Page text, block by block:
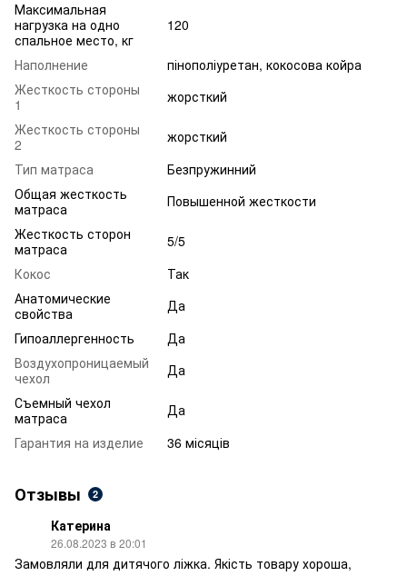
Максимальная
нагрузка на одно
спальное место, кг
120
Наполнение
пінополіуретан, кокосова койра
Жесткость стороны
1
жорсткий
Жесткость стороны
2
жорсткий
Тип матраса
Безпружинний
Общая жесткость
матраса
Повышенной жесткости
Жесткость сторон
матраса
5/5
Кокос
Так
Анатомические
свойства
Да
Гипоаллергенность
Да
Воздухопроницаемый
чехол
Да
Съемный чехол
матраса
Да
Гарантия на изделие
36 місяців
Отзывы 2
Катерина
26.08.2023 в 20:01
Замовляли для дитячого ліжка. Якість товару хороша,